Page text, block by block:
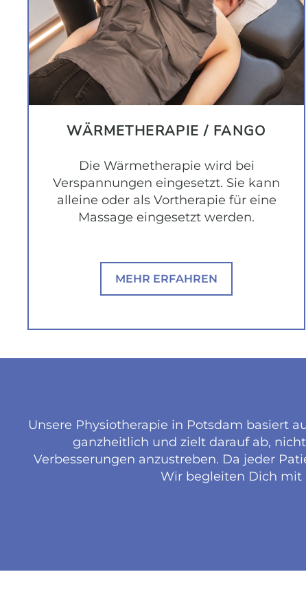
WÄRME­THERAPIE / FANGO
Die Wärmetherapie wird bei
Verspannungen eingesetzt. Sie kann
alleine oder als Vortherapie für eine
Massage eingesetzt werden.
MEHR ERFAHREN
Unsere Physiotherapie in Potsdam basiert
ganzheitlich und zielt darauf ab,
Verbesserungen anzustreben. Da jeder
Wir begleiten Dich mit